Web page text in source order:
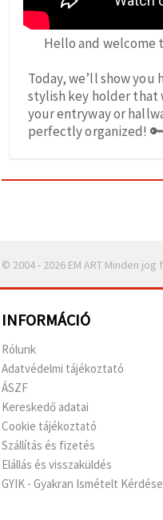
Hello and
Today, we’ll show you
stylish key holder that
your entryway or
perfectly organized! 🔑
© 2004 - 2026 EM ART Minden jog
INFORMÁCIÓ
Rólunk
Adatvédelmi tájékoztató
ÁSZF
Kereskedő adatai
Cookie tájékoztató
Szállítás és fizetés
Elállás és visszaküldés
GYIK - Gyakran Ismételt